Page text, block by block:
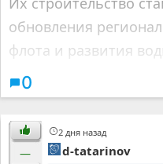
обновления
флота и развития
0
2 дня назад
— d-tatarinov